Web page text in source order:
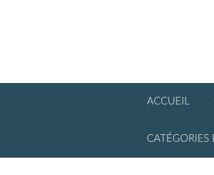
ACCUEIL
CATÉGORIES